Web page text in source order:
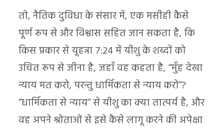
तो, नैतिक दुविधा के संसार में, एक मसीही कैसे
पूर्ण रूप से और विश्वास सहित जान सकता है, कि
किस प्रकार से यूहन्ना 7:24 में यीशु के शब्दों को
उचित रूप से जीना है, जहाँ वह कहता है, “मुँह देखा
न्याय मत करो, परन्तु धार्मिकता से न्याय करो”?
”धार्मिकता से न्याय” से यीशु का क्या तात्पर्य है, और
वह अपने श्रोताओं से इसे कैसे लागू करने की अपेक्षा